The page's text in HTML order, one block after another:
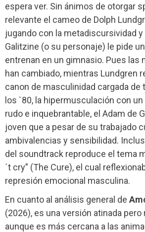
espera ver. Sin ánimos de otorgar
relevante el cameo de Dolph
jugando con la metadiscursividad
Galitzine (o su personaje) le pide
entrenan en un gimnasio. Pues las
han cambiado, mientras Lundgren
canon de masculinidad cargada de
los `80, la hipermusculación con
rudo e inquebrantable, el Adam de
joven que a pesar de su trabajado
ambivalencias y sensibilidad.
del soundtrack reproduce el tema
´t cry” (The Cure), el cual
represión emocional masculina.
En cuanto al análisis general de
(2026), es una versión atinada
aunque es más cercana a las